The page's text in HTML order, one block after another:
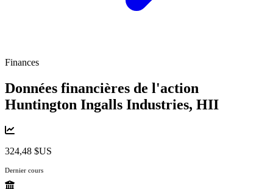
Finances
Données financières de l'action
Huntington Ingalls Industries, HII
324,48 $US
Dernier cours